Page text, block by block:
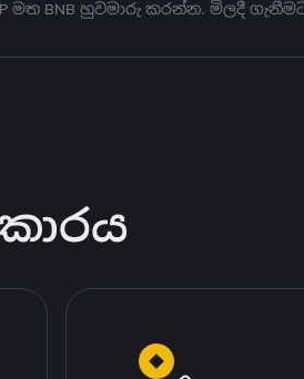
මත BNB හුවමාරු කරන්න. මිලදී